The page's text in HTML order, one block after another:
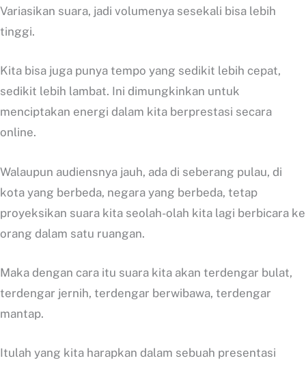
Variasikan suara, jadi volumenya sesekali bisa lebih
tinggi.
Kita bisa juga punya tempo yang sedikit lebih cepat,
sedikit lebih lambat. Ini dimungkinkan untuk
menciptakan energi dalam kita berprestasi secara
online.
Walaupun audiensnya jauh, ada di seberang pulau, di
kota yang berbeda, negara yang berbeda, tetap
proyeksikan suara kita seolah-olah kita lagi berbicara ke
orang dalam satu ruangan.
Maka dengan cara itu suara kita akan terdengar bulat,
terdengar jernih, terdengar berwibawa, terdengar
mantap.
Itulah yang kita harapkan dalam sebuah presentasi